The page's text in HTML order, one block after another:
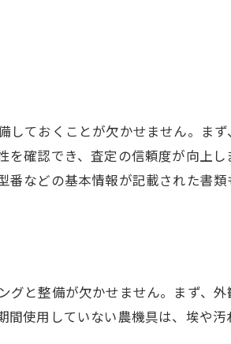
応をチェック
しっかり確認する
てもらうための査定前に確認すべ
ント
ョンの有無
るべき内容
渉のコツ
ておくことが欠かせません。ま
確認でき、査定の信頼度が向上
などの基本情報が記載された書
と整備が欠かせません。まず、
使用していない農機具は、埃や汚